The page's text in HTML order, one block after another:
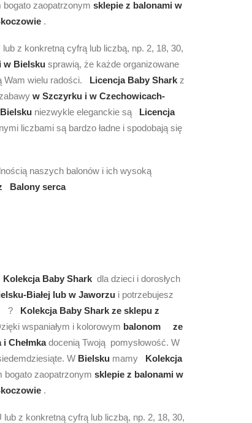
zaopatrzonym sklepie z balonami w
.
z konkretną cyfrą lub liczbą, np. 2, 18, 30,
w Bielsku sprawią, że każde organizowane
Wam wielu radości. Licencja Baby Shark z
w Szczyrku i w Czechowicach-
niezwykle eleganckie są
Licencja
liczbami są bardzo ładne i spodobają się
naszych balonów i ich wysoką
Balony serca
Kolekcja Baby Shark dla dzieci i dorosłych
Białej lub w Jaworzu i potrzebujesz
?
Kolekcja Baby Shark ze sklepu z
wspaniałym i kolorowym balonom
ze
Chełmkadocenią Twoją pomysłowość. W
W Bielsku mamy
Kolekcja
bogato zaopatrzonym sklepie z balonami w
.
z konkretną cyfrą lub liczbą, np. 2, 18, 30,